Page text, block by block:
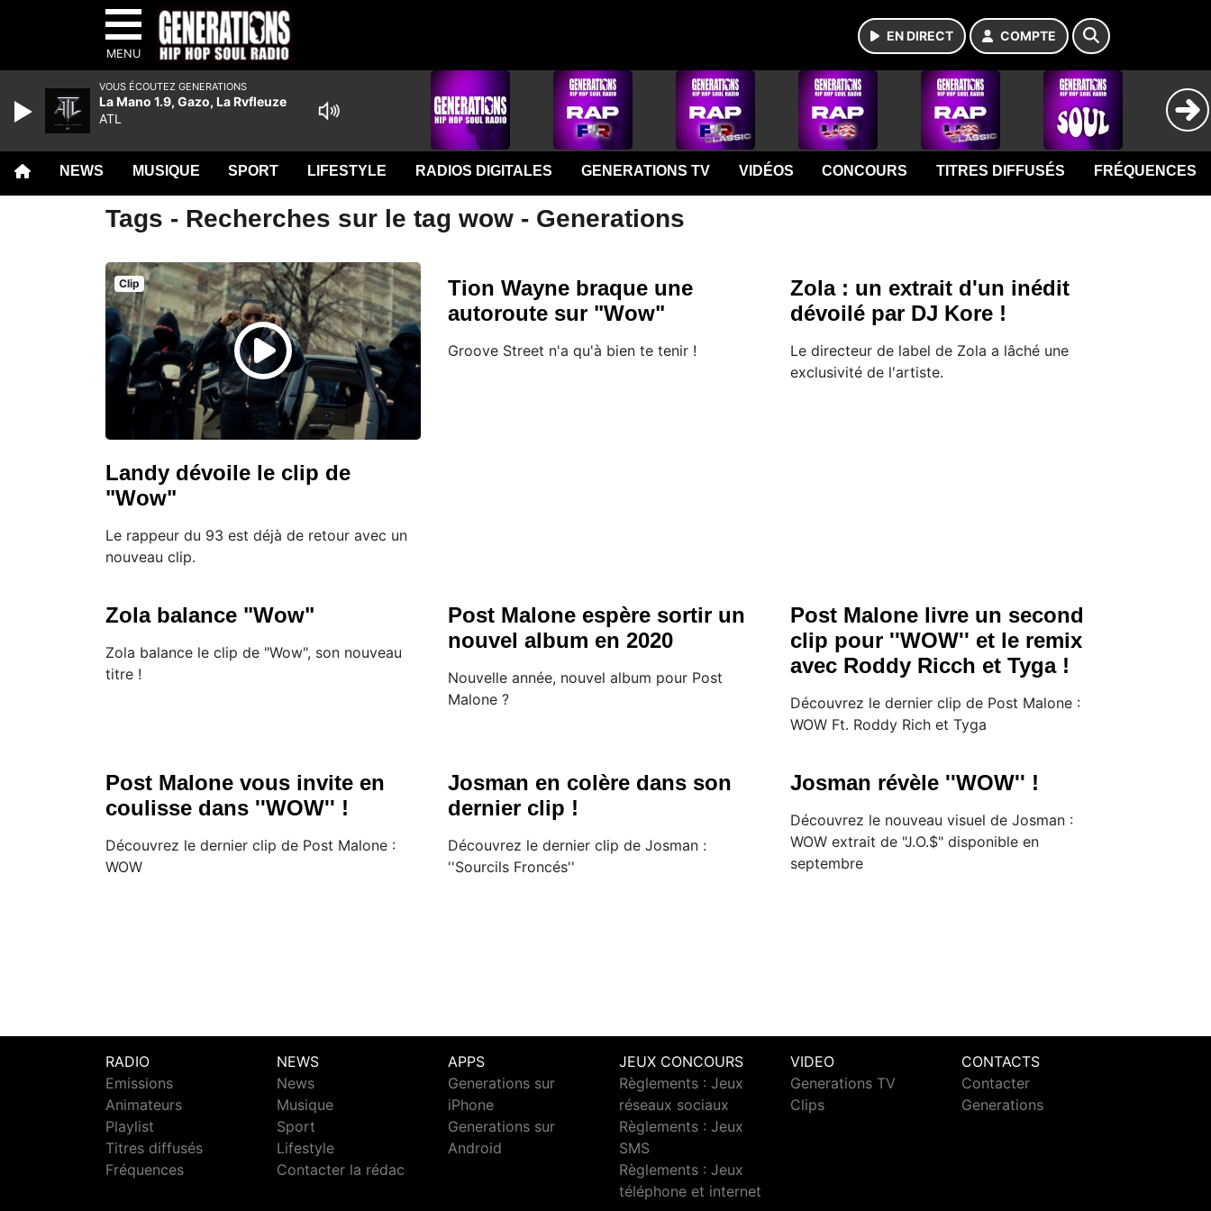
MENU
EN DIRECT COMPTE
NEWS MUSIQUE SPORT LIFESTYLE RADIOS DIGITALES GENERATIONS TV VIDÉOS CONCOURS TITRES DIFFUSÉS FRÉQUENCES
Tags - Recherches sur le tag wow - Generations
Clip
Landy dévoile le clip de
"Wow"
Le rappeur du 93 est déjà de retour avec un
nouveau clip.
Tion Wayne braque une
autoroute sur "Wow"
Groove Street n'a qu'à bien te tenir !
Zola : un extrait d'un inédit
dévoilé par DJ Kore !
Le directeur de label de Zola a lâché une
exclusivité de l'artiste.
Zola balance "Wow"
Zola balance le clip de "Wow", son nouveau
titre !
Post Malone espère sortir un
nouvel album en 2020
Nouvelle année, nouvel album pour Post
Malone ?
Post Malone livre un second
clip pour ''WOW'' et le remix
avec Roddy Ricch et Tyga !
Découvrez le dernier clip de Post Malone :
WOW Ft. Roddy Rich et Tyga
Post Malone vous invite en
coulisse dans ''WOW'' !
Découvrez le dernier clip de Post Malone :
WOW
Josman en colère dans son
dernier clip !
Découvrez le dernier clip de Josman :
''Sourcils Froncés''
Josman révèle ''WOW'' !
Découvrez le nouveau visuel de Josman :
WOW extrait de "J.O.$" disponible en
septembre
RADIO
Emissions
Animateurs
Playlist
Titres diffusés
Fréquences
NEWS
News
Musique
Sport
Lifestyle
Contacter la rédac
APPS
Generations sur
iPhone
Generations sur
Android
JEUX CONCOURS
Règlements : Jeux
réseaux sociaux
Règlements : Jeux
SMS
Règlements : Jeux
téléphone et internet
VIDEO
Generations TV
Clips
CONTACTS
Contacter
Generations
VOUS ÉCOUTEZ GENERATIONS
La Mano 1.9, Gazo, La Rvfleuze
ATL